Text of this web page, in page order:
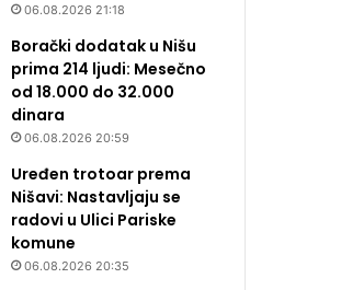
06.08.2026 21:18
Borački dodatak u Nišu
prima 214 ljudi: Mesečno
od 18.000 do 32.000
dinara
06.08.2026 20:59
Uređen trotoar prema
Nišavi: Nastavljaju se
radovi u Ulici Pariske
komune
06.08.2026 20:35